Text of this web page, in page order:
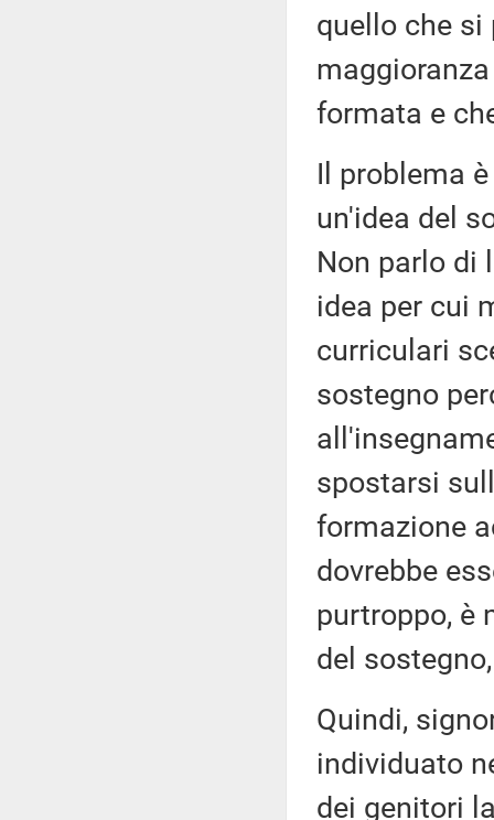
quello che si
formata e
Il problema
un'idea del
Non parlo di
idea per cui
curriculari
sostegno
spostarsi
formazione
dovrebbe
purtroppo, è
del
Quindi,
individuato
dei genitori